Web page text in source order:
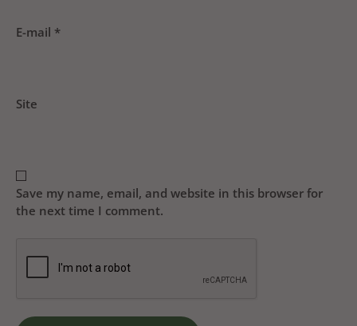
E-mail *
Site
Save my name, email, and website in this browser for
the next time I comment.